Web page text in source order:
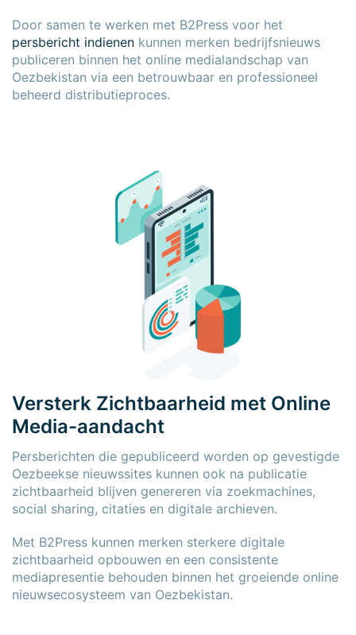
Door samen te werken met B2Press voor het
persbericht indienen kunnen merken bedrijfsnieuws
publiceren binnen het online medialandschap van
Oezbekistan via een betrouwbaar en professioneel
beheerd distributieproces.
Versterk Zichtbaarheid met Online
Media-aandacht
Persberichten die gepubliceerd worden op gevestigde
Oezbeekse nieuwssites kunnen ook na publicatie
zichtbaarheid blijven genereren via zoekmachines,
social sharing, citaties en digitale archieven.
Met B2Press kunnen merken sterkere digitale
zichtbaarheid opbouwen en een consistente
mediapresentie behouden binnen het groeiende online
nieuwsecosysteem van Oezbekistan.